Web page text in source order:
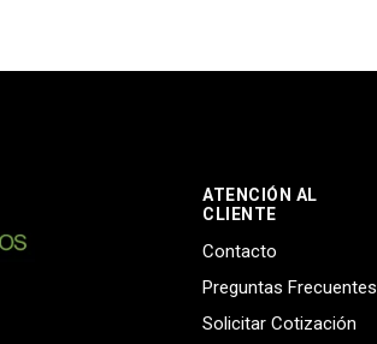
ATENCIÓN AL
CLIENTE
Contacto
Preguntas Frecuentes
Solicitar Cotización